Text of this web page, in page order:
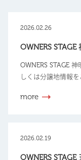
2026.02.26
OWNERS STAGE
OWNERS STAGE
しくは分譲地情報
more
2026.02.19
OWNERS